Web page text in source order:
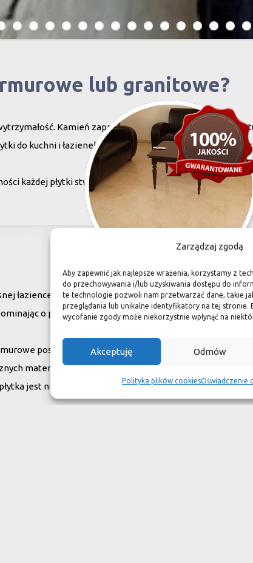
Zarządzaj zgodą
Aby zapewnić jak najlepsze wrażenia, korzystamy z
do przechowywania i/lub uzyskiwania dostępu do
te technologie pozwoli nam przetwarzać dane, takie
przeglądania lub unikalne identyfikatory na tej stronie.
wycofanie zgody może niekorzystnie wpłynąć na
Akceptuję Odmów
Polityka plików cookiesOświadczenie
lub granitowe?
Kamień zaprojektowany i stworzony przez
do kuchni i łazienek charakteryzują się niewielką
każdej płytki stworzona przez Was przestrzeń,
łazience możemy poczuć się jak w luksusowym
o praktycznym aspekcie
posadzki w zamkach przetrwały wieki
materiałach, ich żywotność jest dużo krótsza.
jest niepowtarzalnym dziełem sztuki."